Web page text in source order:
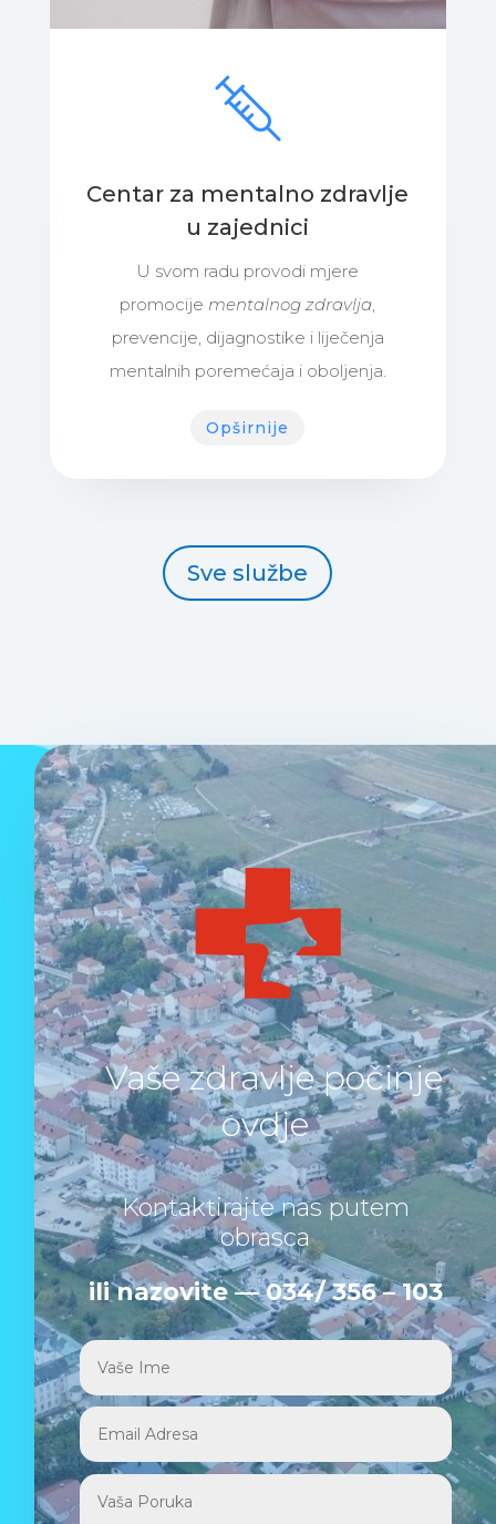
Centar za mentalno zdravlje
u zajednici
U svom radu provodi mjere
promocije mentalnog zdravlja,
prevencije, dijagnostike i liječenja
mentalnih poremećaja i oboljenja.
Opširnije
Sve službe
Vaše zdravlje počinje
ovdje
Kontaktirajte nas putem
obrasca
ili nazovite — 034/ 356 – 103